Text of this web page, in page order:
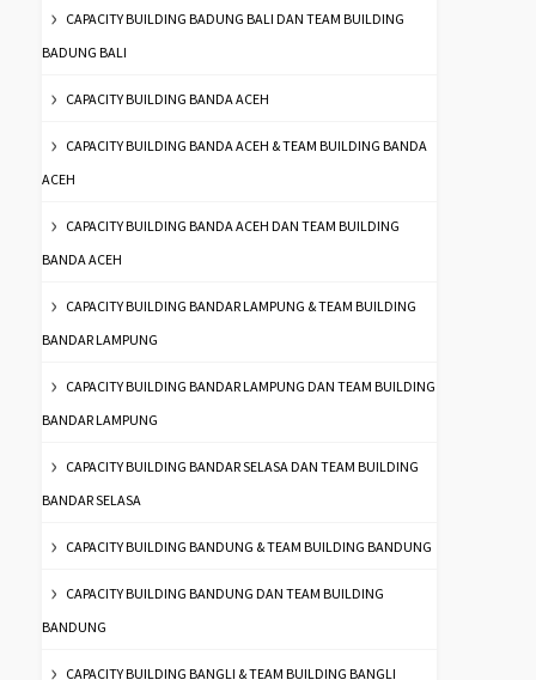
CAPACITY BUILDING BADUNG BALI DAN TEAM BUILDING
BADUNG BALI
CAPACITY BUILDING BANDA ACEH
CAPACITY BUILDING BANDA ACEH & TEAM BUILDING BANDA
ACEH
CAPACITY BUILDING BANDA ACEH DAN TEAM BUILDING
BANDA ACEH
CAPACITY BUILDING BANDAR LAMPUNG & TEAM BUILDING
BANDAR LAMPUNG
CAPACITY BUILDING BANDAR LAMPUNG DAN TEAM BUILDING
BANDAR LAMPUNG
CAPACITY BUILDING BANDAR SELASA DAN TEAM BUILDING
BANDAR SELASA
CAPACITY BUILDING BANDUNG & TEAM BUILDING BANDUNG
CAPACITY BUILDING BANDUNG DAN TEAM BUILDING
BANDUNG
CAPACITY BUILDING BANGLI & TEAM BUILDING BANGLI